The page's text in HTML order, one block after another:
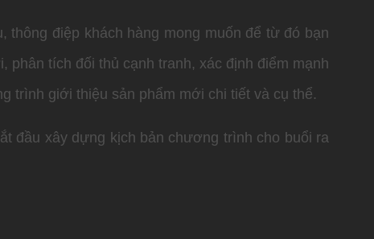
thông điệp khách hàng mong muốn để từ đó bạn
tích đối thủ cạnh tranh, xác định điểm mạnh
trình giới thiệu sản phẩm mới chi tiết và cụ thể.
đầu xây dựng kịch bản chương trình cho buổi ra